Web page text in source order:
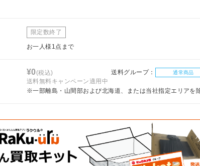
限定数終了
お一人様1点まで
¥0(税込) 送料グループ： 通常商品
送料無料キャンペーン適用中
※一部離島・山間部および北海道、または当社指定エリアを